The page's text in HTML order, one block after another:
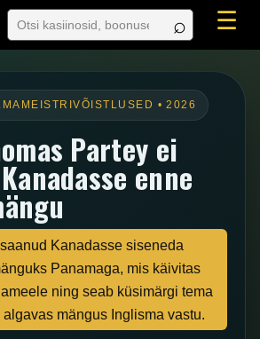
☰
• 2026
Partey ei
enne
Kanadasse siseneda
Panamaga, mis käivitas
ning seab küsimärgi tema
mängus Inglisma vastu.